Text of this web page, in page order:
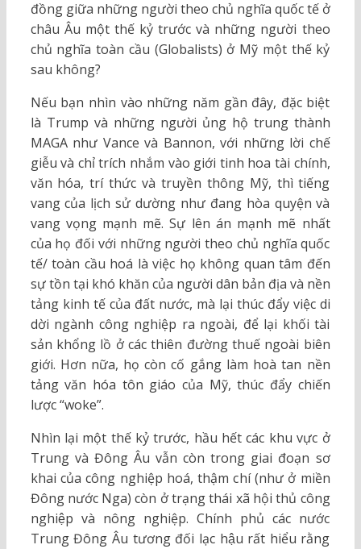
đồng giữa những người theo chủ nghĩa quốc tế ở
châu Âu một thế kỷ trước và những người theo
chủ nghĩa toàn cầu (Globalists) ở Mỹ một thế kỷ
sau không?
Nếu bạn nhìn vào những năm gần đây, đặc biệt
là Trump và những người ủng hộ trung thành
MAGA như Vance và Bannon, với những lời chế
giễu và chỉ trích nhắm vào giới tinh hoa tài chính,
văn hóa, trí thức và truyền thông Mỹ, thì tiếng
vang của lịch sử dường như đang hòa quyện và
vang vọng mạnh mẽ. Sự lên án mạnh mẽ nhất
của họ đối với những người theo chủ nghĩa quốc
tế/ toàn cầu hoá là việc họ không quan tâm đến
sự tồn tại khó khăn của người dân bản địa và nền
tảng kinh tế của đất nước, mà lại thúc đẩy việc di
dời ngành công nghiệp ra ngoài, để lại khối tài
sản khổng lồ ở các thiên đường thuế ngoài biên
giới. Hơn nữa, họ còn cố gắng làm hoà tan nền
tảng văn hóa tôn giáo của Mỹ, thúc đẩy chiến
lược “woke”.
Nhìn lại một thế kỷ trước, hầu hết các khu vực ở
Trung và Đông Âu vẫn còn trong giai đoạn sơ
khai của công nghiệp hoá, thậm chí (như ở miền
Đông nước Nga) còn ở trạng thái xã hội thủ công
nghiệp và nông nghiệp. Chính phủ các nước
Trung Đông Âu tương đối lạc hậu rất hiểu rằng